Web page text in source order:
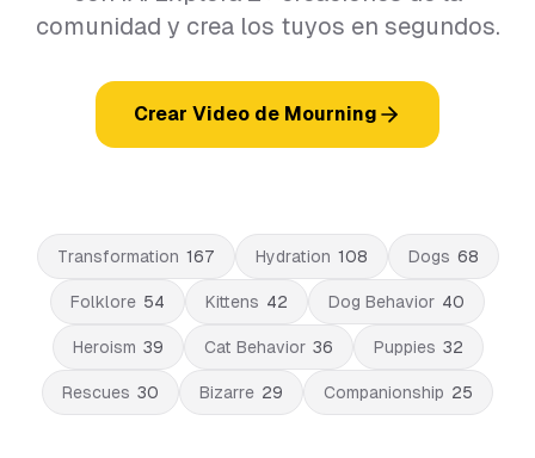
comunidad y crea los tuyos en segundos.
Crear Video de Mourning
Transformation 167 Hydration 108 Dogs 68
Folklore 54 Kittens 42 Dog Behavior 40
Heroism 39 Cat Behavior 36 Puppies 32
Rescues 30 Bizarre 29 Companionship 25